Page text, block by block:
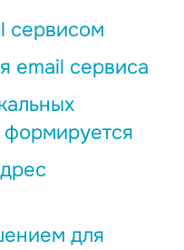
сервисом
email сервиса
формируется
для